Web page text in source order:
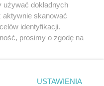
Muzyka i kultura
Archiwum wydarzeń
Zdjęcia miasta
dokładnych
aktywnie skanować
identyfikacji.
prosimy o zgodę na
rogu strony
. Niektóre
USTAWIENIA